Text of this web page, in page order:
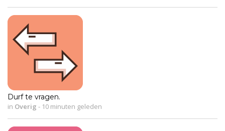
Durf te vragen.
in Overig - 10 minuten geleden